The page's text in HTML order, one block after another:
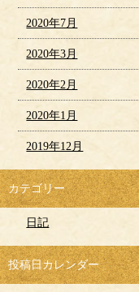
2020年7月
2020年3月
2020年2月
2020年1月
2019年12月
カテゴリー
日記
投稿日カレンダー